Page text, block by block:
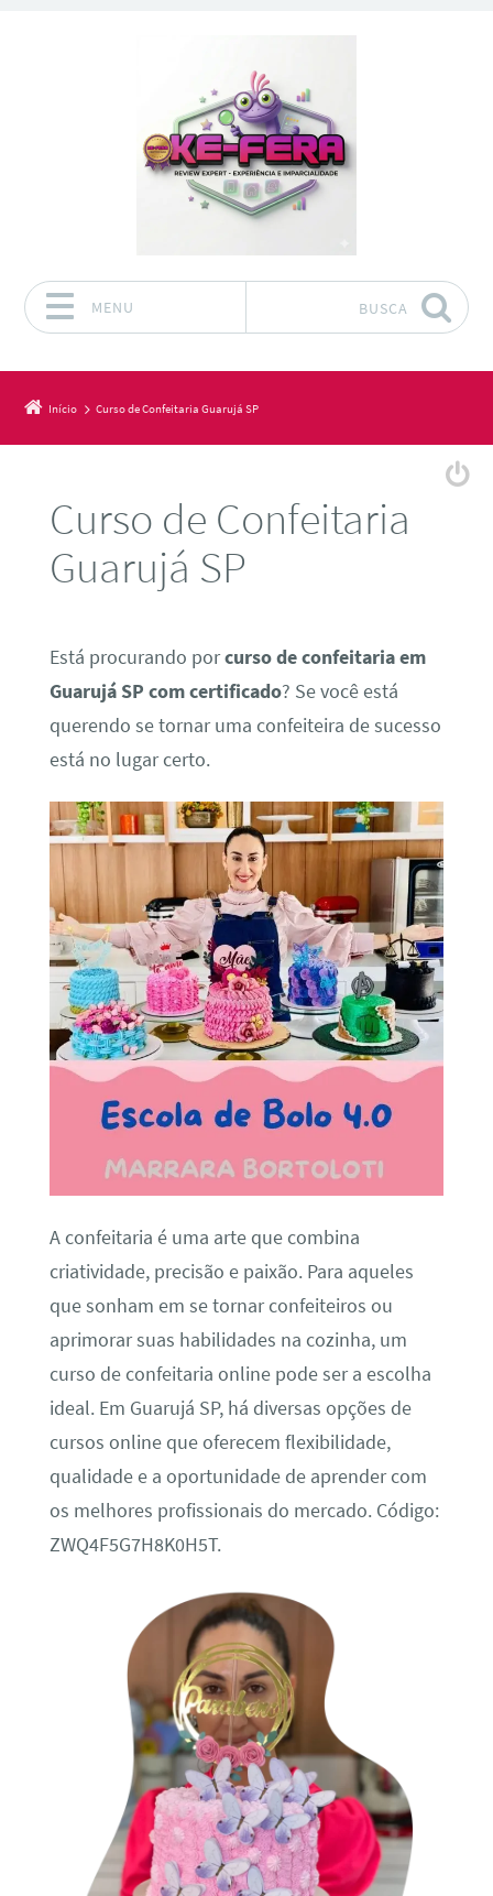
MENU BUSCA
Início Curso de Confeitaria Guarujá SP
Curso de Confeitaria
Guarujá SP
Está procurando porcurso de confeitaria em
Guarujá SP com certificado? Se você está
querendo se tornar uma confeiteira de sucesso
está no lugar certo.
A confeitaria é uma arte que combina
criatividade, precisão e paixão. Para aqueles
que sonham em se tornar confeiteiros ou
aprimorar suas habilidades na cozinha, um
curso de confeitaria online pode ser a escolha
ideal. Em Guarujá SP, há diversas opções de
cursos online que oferecem flexibilidade,
qualidade e a oportunidade de aprender com
os melhores profissionais do mercado. Código:
ZWQ4F5G7H8K0H5T.